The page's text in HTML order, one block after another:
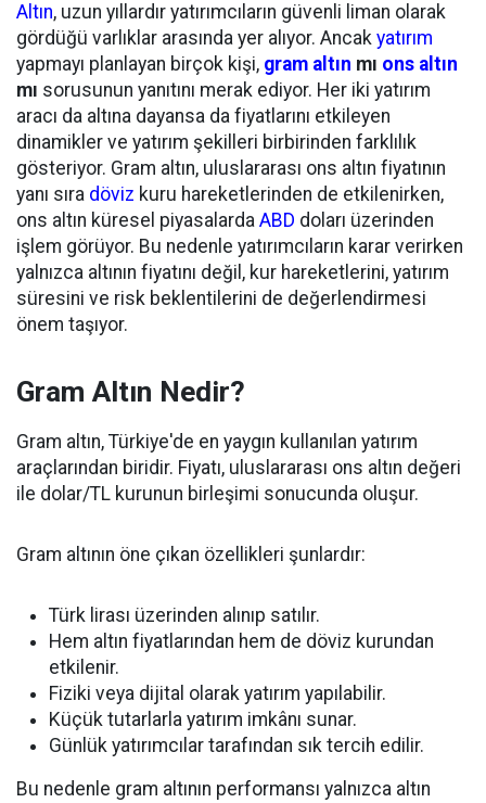
Altın, uzun yıllardır yatırımcıların güvenli liman olarak
gördüğü varlıklar arasında yer alıyor. Ancak yatırım
yapmayı planlayan birçok kişi, gram altın mı ons altın
mı sorusunun yanıtını merak ediyor. Her iki yatırım
aracı da altına dayansa da fiyatlarını etkileyen
dinamikler ve yatırım şekilleri birbirinden farklılık
gösteriyor. Gram altın, uluslararası ons altın fiyatının
yanı sıra döviz kuru hareketlerinden de etkilenirken,
ons altın küresel piyasalarda ABD doları üzerinden
işlem görüyor. Bu nedenle yatırımcıların karar verirken
yalnızca altının fiyatını değil, kur hareketlerini, yatırım
süresini ve risk beklentilerini de değerlendirmesi
önem taşıyor.
Gram Altın Nedir?
Gram altın, Türkiye'de en yaygın kullanılan yatırım
araçlarından biridir. Fiyatı, uluslararası ons altın değeri
ile dolar/TL kurunun birleşimi sonucunda oluşur.
Gram altının öne çıkan özellikleri şunlardır:
Türk lirası üzerinden alınıp satılır.
Hem altın fiyatlarından hem de döviz kurundan
etkilenir.
Fiziki veya dijital olarak yatırım yapılabilir.
Küçük tutarlarla yatırım imkânı sunar.
Günlük yatırımcılar tarafından sık tercih edilir.
Bu nedenle gram altının performansı yalnızca altın